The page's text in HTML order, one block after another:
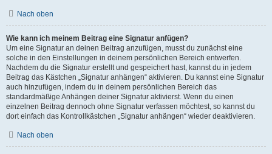
Nach oben
Wie kann ich meinem Beitrag eine Signatur anfügen?
Um eine Signatur an deinen Beitrag anzufügen, musst du zunächst eine
solche in den Einstellungen in deinem persönlichen Bereich entwerfen.
Nachdem du die Signatur erstellt und gespeichert hast, kannst du in jedem
Beitrag das Kästchen „Signatur anhängen“ aktivieren. Du kannst eine Signatur
auch hinzufügen, indem du in deinem persönlichen Bereich das
standardmäßige Anhängen deiner Signatur aktivierst. Wenn du einen
einzelnen Beitrag dennoch ohne Signatur verfassen möchtest, so kannst du
dort einfach das Kontrollkästchen „Signatur anhängen“ wieder deaktivieren.
Nach oben